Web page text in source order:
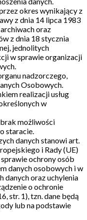
okres wynikający z
z dnia 14 lipca 1983
oraz
z dnia 18 stycznia
jednolitych
w sprawie organizacji
nadzorczego,
Osobowych.
realizacji usług
w
możliwości
staracie.
danych stanowi art.
i Rady (UE)
ochrony osób
danych osobowych i w
danych oraz uchylenia
o ochronie
str. 1), tzn. dane będą
lub na podstawie